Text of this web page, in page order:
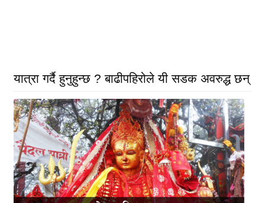
यात्रा गर्दै हुनुहुन्छ ? बाढीपहिरोले यी सडक अवरुद्ध छन्